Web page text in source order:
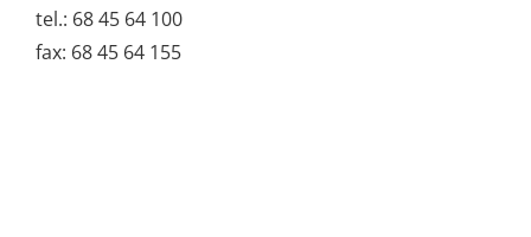
tel.: 68 45 64 100
fax: 68 45 64 155